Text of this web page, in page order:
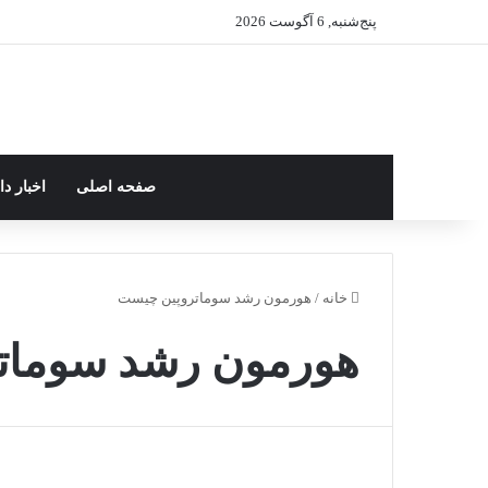
پنج‌شنبه, 6 آگوست 2026
صفحه اصلی اخبار
خانه / هورمون رشد سوماتروپین چیست
هورمون رشد